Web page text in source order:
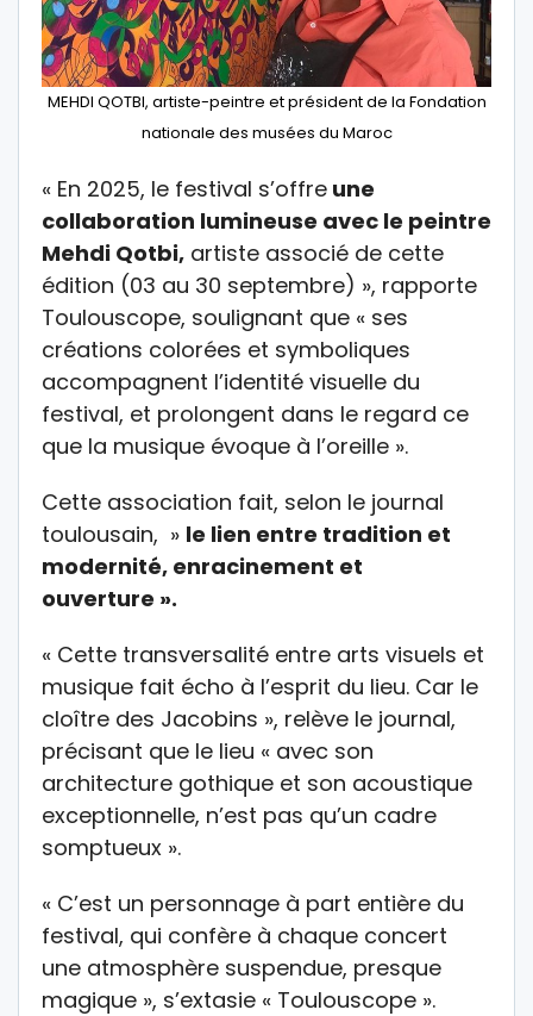
MEHDI QOTBI, artiste-peintre et président de la Fondation
nationale des musées du Maroc
« En 2025, le festival s’offre une
collaboration lumineuse avec le peintre
Mehdi Qotbi, artiste associé de cette
édition (03 au 30 septembre) », rapporte
Toulouscope, soulignant que « ses
créations colorées et symboliques
accompagnent l’identité visuelle du
festival, et prolongent dans le regard ce
que la musique évoque à l’oreille ».
Cette association fait, selon le journal
toulousain, » le lien entre tradition et
modernité, enracinement et
ouverture ».
« Cette transversalité entre arts visuels et
musique fait écho à l’esprit du lieu. Car le
cloître des Jacobins », relève le journal,
précisant que le lieu « avec son
architecture gothique et son acoustique
exceptionnelle, n’est pas qu’un cadre
somptueux ».
« C’est un personnage à part entière du
festival, qui confère à chaque concert
une atmosphère suspendue, presque
magique », s’extasie « Toulouscope ».